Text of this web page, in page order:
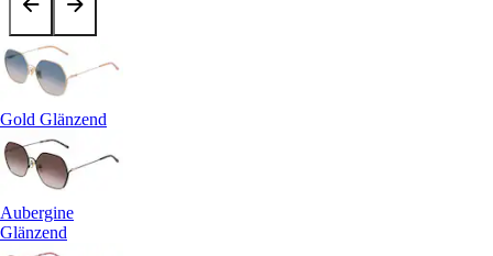
Gold Glänzend
Aubergine
Glänzend